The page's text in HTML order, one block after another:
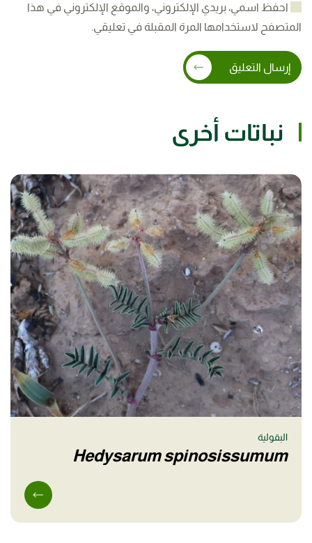
احفظ اسمي، بريدي الإلكتروني، والموقع الإلكتروني في هذا
المتصفح لاستخدامها المرة المقبلة في تعليقي.
إرسال التعليق
نباتات أخرى
البقولية
Hedysarum spinosissumum